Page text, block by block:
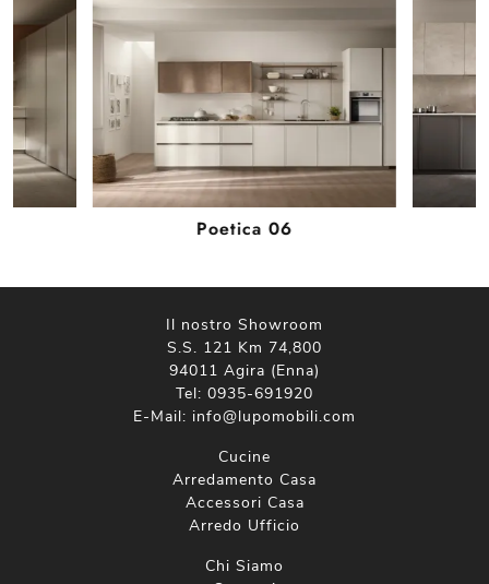
Poetica 06
Il nostro Showroom
S.S. 121 Km 74,800
94011 Agira (Enna)
Tel: 0935-691920
E-Mail: info@lupomobili.com
Cucine
Arredamento Casa
Accessori Casa
Arredo Ufficio
Chi Siamo